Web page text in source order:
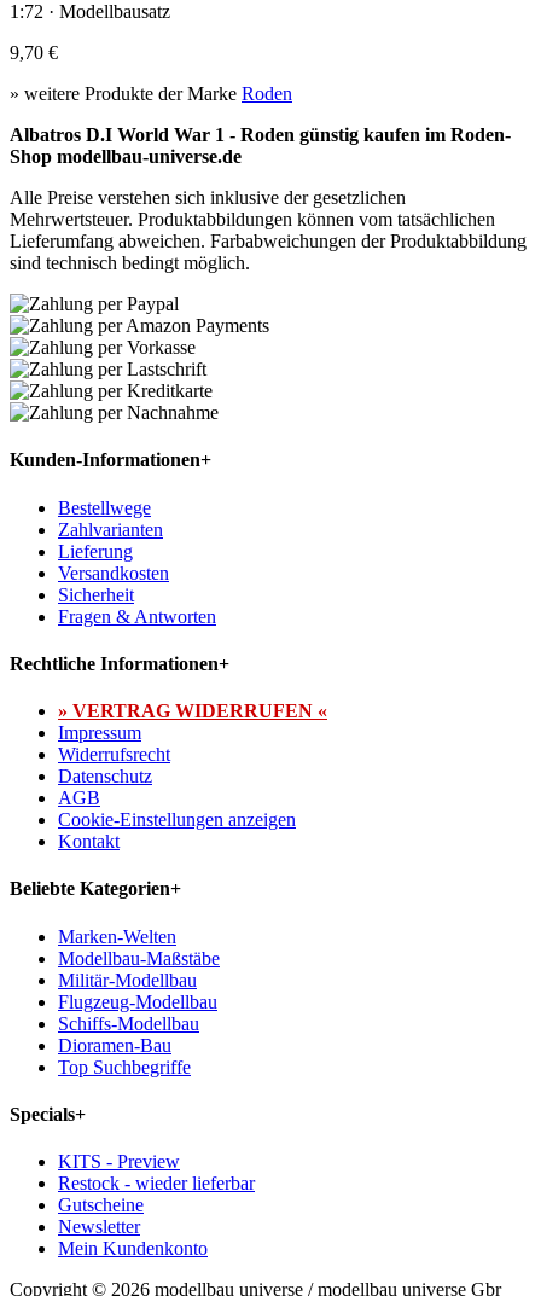
1:72 · Modellbausatz
9,70 €
» weitere Produkte der Marke Roden
Albatros D.I World War 1 - Roden günstig kaufen im Roden-
Shop modellbau-universe.de
Alle Preise verstehen sich inklusive der gesetzlichen
Mehrwertsteuer. Produktabbildungen können vom tatsächlichen
Lieferumfang abweichen. Farbabweichungen der Produktabbildung
sind technisch bedingt möglich.
Kunden-Informationen+
Bestellwege
Zahlvarianten
Lieferung
Versandkosten
Sicherheit
Fragen & Antworten
Rechtliche Informationen+
» VERTRAG WIDERRUFEN «
Impressum
Widerrufsrecht
Datenschutz
AGB
Cookie-Einstellungen anzeigen
Kontakt
Beliebte Kategorien+
Marken-Welten
Modellbau-Maßstäbe
Militär-Modellbau
Flugzeug-Modellbau
Schiffs-Modellbau
Dioramen-Bau
Top Suchbegriffe
Specials+
KITS - Preview
Restock - wieder lieferbar
Gutscheine
Newsletter
Mein Kundenkonto
Copyright © 2026 modellbau universe / modellbau universe Gbr